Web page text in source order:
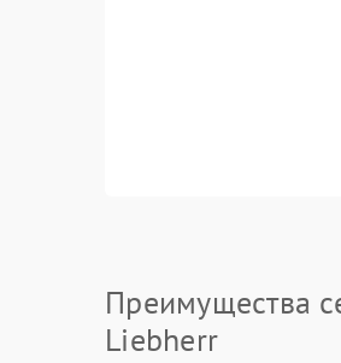
Преимущества
Liebherr